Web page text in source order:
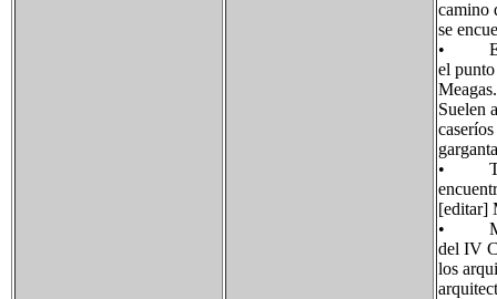
camino
se
•
el
Suelen
•
[editar]
•
del IV
los